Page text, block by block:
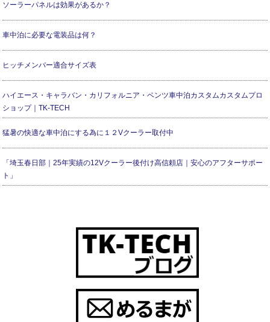
ソーラーパネルは効果があるか？
車中泊に必要な電装品は何？
ヒッチメンバー適合サイズ表
ハイエース・キャラバン・カリフォルニア・ベンツ車中泊カスタムカスタムプロ
ショップ｜TK-TECH
猛暑の快適な車中泊にする為に１２Vクーラー取付中
「埼玉春日部｜25年実績の12Vクーラー後付け高信頼店｜安心のアフターサポー
ト」